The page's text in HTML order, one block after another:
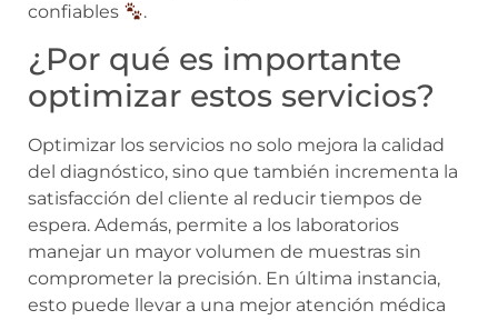
confiables
.
¿Por qué es importante
optimizar estos servicios?
Optimizar los servicios no solo mejora la calidad
del diagnóstico, sino que también incrementa la
satisfacción del cliente al reducir tiempos de
espera. Además, permite a los laboratorios
manejar un mayor volumen de muestras sin
comprometer la precisión. En última instancia,
esto puede llevar a una mejor atención médica